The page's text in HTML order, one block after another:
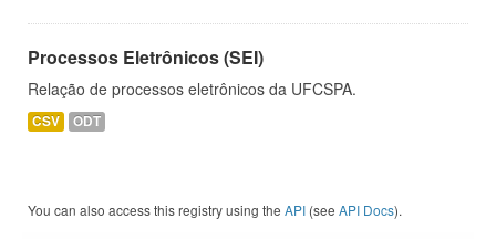
Processos Eletrônicos (SEI)
Relação de processos eletrônicos da UFCSPA.
CSV ODT
You can also access this registry using the API (see API Docs).